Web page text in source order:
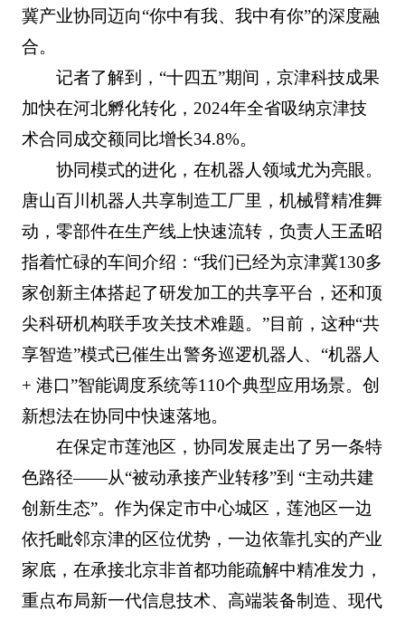
冀产业协同迈向“你中有我、我中有你”的深度融
合。
记者了解到，“十四五”期间，京津科技成果
加快在河北孵化转化，2024年全省吸纳京津技
术合同成交额同比增长34.8%。
协同模式的进化，在机器人领域尤为亮眼。
唐山百川机器人共享制造工厂里，机械臂精准舞
动，零部件在生产线上快速流转，负责人王孟昭
指着忙碌的车间介绍：“我们已经为京津冀130多
家创新主体搭起了研发加工的共享平台，还和顶
尖科研机构联手攻关技术难题。”目前，这种“共
享智造”模式已催生出警务巡逻机器人、“机器人
+ 港口”智能调度系统等110个典型应用场景。创
新想法在协同中快速落地。
在保定市莲池区，协同发展走出了另一条特
色路径——从“被动承接产业转移”到 “主动共建
创新生态”。作为保定市中心城区，莲池区一边
依托毗邻京津的区位优势，一边依靠扎实的产业
家底，在承接北京非首都功能疏解中精准发力，
重点布局新一代信息技术、高端装备制造、现代